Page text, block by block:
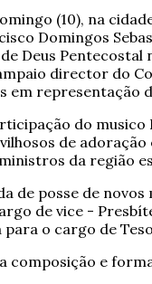
(10), na
Domingos
Deus
director do
em representação
do
de
da região
de posse de
de vice -
o cargo de
composição e